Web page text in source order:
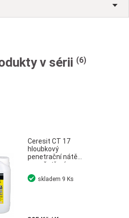
v sérii (6)
Ceresit CT 17
hloubkový
penetrační nátěr
pro ošetření
2 l skladem 9 Ks